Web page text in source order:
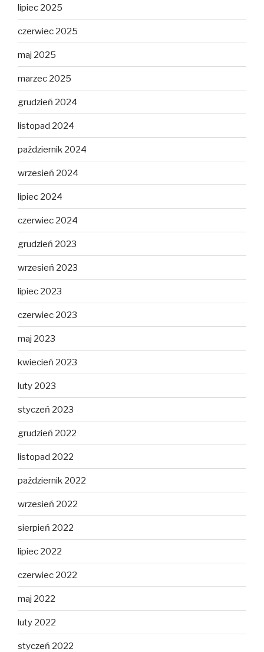
lipiec 2025
czerwiec 2025
maj 2025
marzec 2025
grudzień 2024
listopad 2024
październik 2024
wrzesień 2024
lipiec 2024
czerwiec 2024
grudzień 2023
wrzesień 2023
lipiec 2023
czerwiec 2023
maj 2023
kwiecień 2023
luty 2023
styczeń 2023
grudzień 2022
listopad 2022
październik 2022
wrzesień 2022
sierpień 2022
lipiec 2022
czerwiec 2022
maj 2022
luty 2022
styczeń 2022